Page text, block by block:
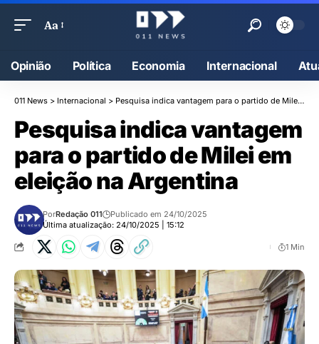
Aa
Opinião Política Economia Internacional
011 News > Internacional > Pesquisa indica vantagem para o partido de Milei em eleição na Argentina
Pesquisa indica vantagem
para o partido de Milei em
eleição na Argentina
Última atualização: 24/10/2025 | 15:12
PorRedação 011 Publicado em 24/10/2025
1 Min